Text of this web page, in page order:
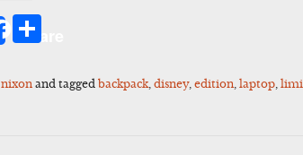
Share
nixon and taggedbackpack ,disney,edition ,laptop ,